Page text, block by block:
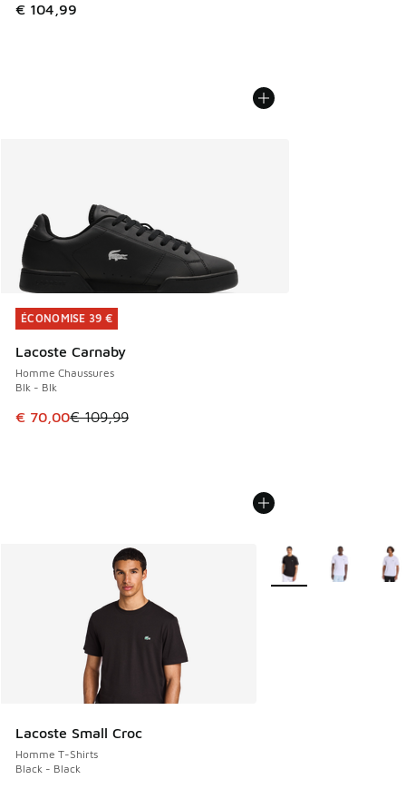
€ 104,99
ÉCONOMISE 39 €
Lacoste Carnaby
Homme Chaussures
Blk - Blk
Cet article est en promotion. Prix en baisse de € 109,99 à
€ 70,00€ 109,99
ÉCONOMISE 39 €
Lacoste Small Croc
Homme T-Shirts
Black - Black
Plus de couleurs